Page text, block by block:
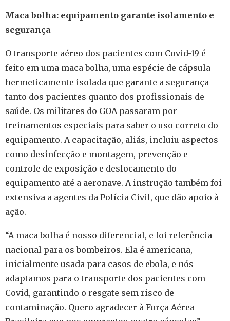
Maca bolha: equipamento garante isolamento e
segurança
O transporte aéreo dos pacientes com Covid-19 é
feito em uma maca bolha, uma espécie de cápsula
hermeticamente isolada que garante a segurança
tanto dos pacientes quanto dos profissionais de
saúde. Os militares do GOA passaram por
treinamentos especiais para saber o uso correto do
equipamento. A capacitação, aliás, incluiu aspectos
como desinfecção e montagem, prevenção e
controle de exposição e deslocamento do
equipamento até a aeronave. A instrução também foi
extensiva a agentes da Polícia Civil, que dão apoio à
ação.
“A maca bolha é nosso diferencial, e foi referência
nacional para os bombeiros. Ela é americana,
inicialmente usada para casos de ebola, e nós
adaptamos para o transporte dos pacientes com
Covid, garantindo o resgate sem risco de
contaminação. Quero agradecer à Força Aérea